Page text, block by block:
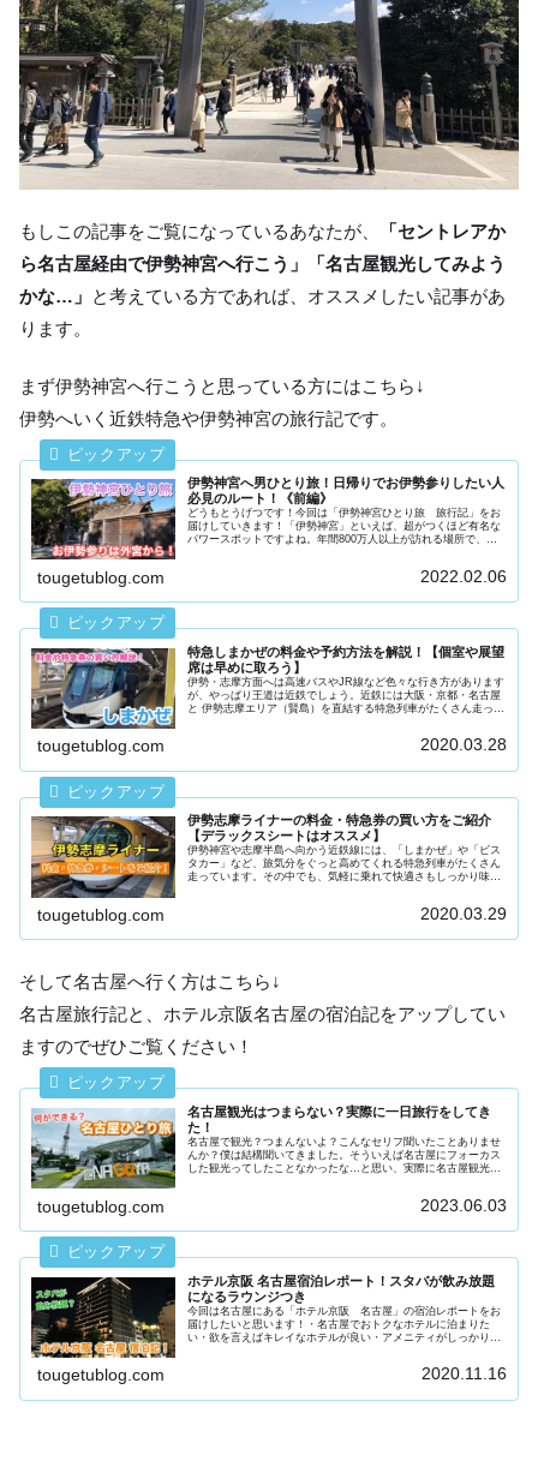
もしこの記事をご覧になっているあなたが、
「セントレアか
ら名古屋経由で伊勢神宮へ行こう」「名古屋観光してみよう
かな…」 と考えている方であれば、オススメしたい記事があ
ります。
まず伊勢神宮へ行こうと思っている方にはこちら↓
伊勢へいく近鉄特急や伊勢神宮の旅行記です。
伊勢神宮へ男ひとり旅！日帰りでお伊勢参りしたい人
必見のルート！《前編》
どうもとうげつです！今回は「伊勢神宮ひとり旅 旅行記」をお
届けしていきます！「伊勢神宮」といえば、超がつくほど有名な
パワースポットですよね。年間800万人以上が訪れる場所で、ゴ
tougetublog.com 2022.02.06
特急しまかぜの料金や予約方法を解説！【個室や展望
席は早めに取ろう】
伊勢・志摩方面へは高速バスやJR線など色々な行き方があります
が、やっぱり王道は近鉄でしょう。近鉄には大阪・京都・名古屋
と 伊勢志摩エリア（賢島）を直結する特急列車がたくさん走って
tougetublog.com 2020.03.28
伊勢志摩ライナーの料金・特急券の買い方をご紹介
【デラックスシートはオススメ】
伊勢神宮や志摩半島へ向かう近鉄線には、「しまかぜ」や「ビス
タカー」など、旅気分をぐっと高めてくれる特急列車がたくさん
走っています。その中でも、気軽に乗れて快適さもしっかり味わ
tougetublog.com 2020.03.29
そして名古屋へ行く方はこちら↓
名古屋旅行記と、ホテル京阪名古屋の宿泊記をアップしてい
ますのでぜひご覧ください！
名古屋観光はつまらない？実際に一日旅行をしてき
た！
名古屋で観光？つまんないよ？こんなセリフ聞いたことありませ
んか？僕は結構聞いてきました。そういえば名古屋にフォーカス
した観光ってしたことなかったな…と思い、実際に名古屋観光を
tougetublog.com 2023.06.03
ホテル京阪 名古屋宿泊レポート！スタバが飲み放題
になるラウンジつき
今回は名古屋にある「ホテル京阪 名古屋」の宿泊レポートをお
届けしたいと思います！・名古屋でおトクなホテルに泊まりた
い・欲を言えばキレイなホテルが良い・アメニティがしっかりし
tougetublog.com 2020.11.16